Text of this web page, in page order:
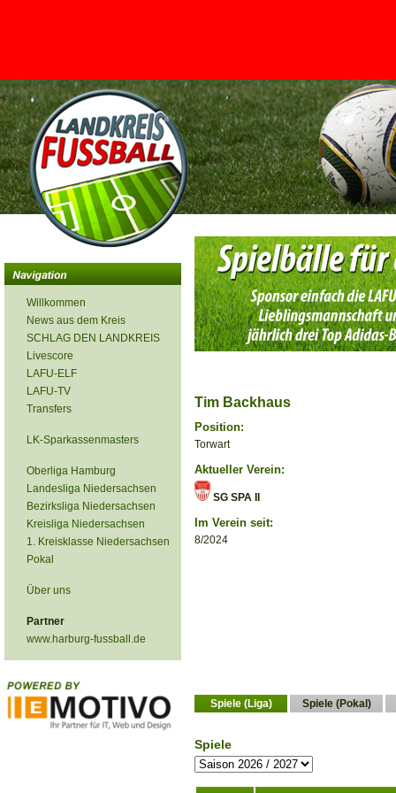
<
Willkommen
News aus dem Kreis
SCHLAG DEN LANDKREIS
Livescore
LAFU-ELF
LAFU-TV
Transfers
LK-Sparkassenmasters
Oberliga Hamburg
Landesliga Niedersachsen
Bezirksliga Niedersachsen
Kreisliga Niedersachsen
1. Kreisklasse Niedersachsen
Pokal
Über uns
Partner
www.harburg-fussball.de
Tim Backhaus
Position:
Torwart
Aktueller Verein:
SG SPA II
Im Verein seit:
8/2024
Spiele (Liga) Spiele (Pokal)
Spiele